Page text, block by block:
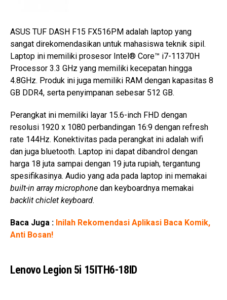
ASUS TUF DASH F15 FX516PM adalah laptop yang
sangat direkomendasikan untuk mahasiswa teknik sipil.
Laptop ini memiliki prosesor Intel® Core™ i7-11370H
Processor 3.3 GHz yang memiliki kecepatan hingga
4.8GHz. Produk ini juga memiliki RAM dengan kapasitas 8
GB DDR4, serta penyimpanan sebesar 512 GB.
Perangkat ini memiliki layar 15.6-inch FHD dengan
resolusi 1920 x 1080 perbandingan 16:9 dengan refresh
rate 144Hz. Konektivitas pada perangkat ini adalah wifi
dan juga bluetooth. Laptop ini dapat dibandrol dengan
harga 18 juta sampai dengan 19 juta rupiah, tergantung
spesifikasinya. Audio yang ada pada laptop ini memakai
built-in array microphone dan keyboardnya memakai
backlit chiclet keyboard.
Baca Juga : Inilah Rekomendasi Aplikasi Baca Komik,
Anti Bosan!
Lenovo Legion 5i 15ITH6-18ID